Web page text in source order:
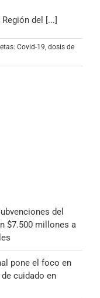
del [...]
Covid-19, dosis de
del
$7.500 millones a
pone el foco en
cuidado en